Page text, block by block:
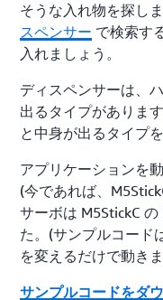
そうな入れ物を探しま
スペンサー で検索す
入れましょう。
ディスペンサーは、
出るタイプがありま
と中身が出るタイプ
アプリケーションを
(今であれば、
サーボは M5StickC
た。(サンプルコード
を変えるだけで動き
サンプルコードをダ